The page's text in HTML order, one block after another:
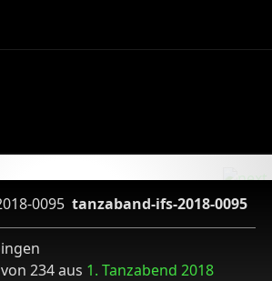
tanzaband-ifs-2018-0095
234 aus 1. Tanzabend 2018